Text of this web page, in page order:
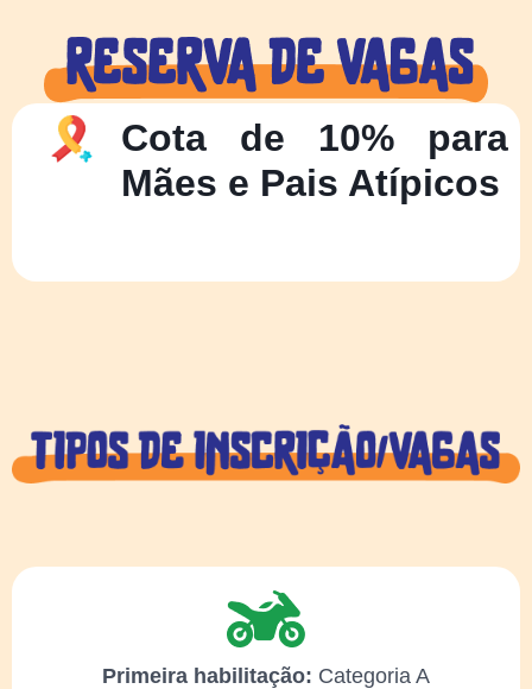
Cota de 10% para
Mães e Pais Atípicos
Primeira habilitação: Categoria A